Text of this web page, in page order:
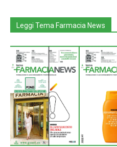
Leggi Tema Farmacia News